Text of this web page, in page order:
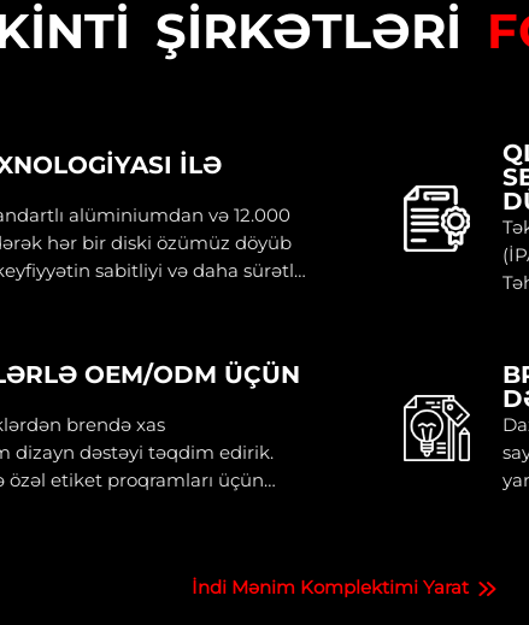
ŞİRKƏTLƏRİ
ILƏ
alüminiumdan və 12.000
hər bir diski özümüz döyüb
sabitliyi və daha sürətli
OEM/ODM ÜÇÜN
brendə xas
dizayn dəstəyi təqdim edirik.
etiket proqramları üçün
İndi Mənim Komplektimi Yarat